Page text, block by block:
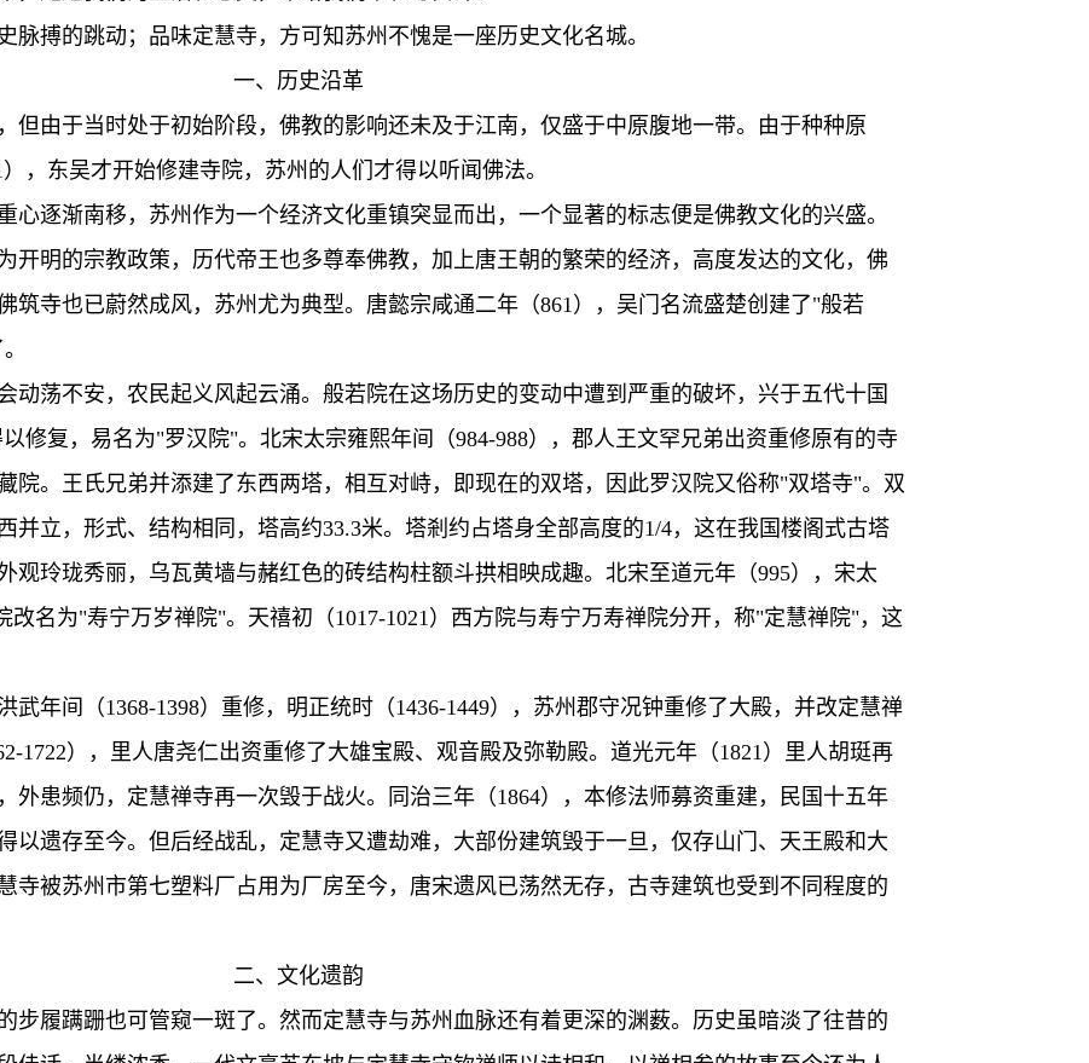
脉搏的跳动；品味定慧寺，方可知苏州不愧是一座历史文化名城。
一、历史沿革
由于当时处于初始阶段，佛教的影响还未及于江南，仅盛于中原腹地一带。由于种种原
，东吴才开始修建寺院，苏州的人们才得以听闻佛法。
心逐渐南移，苏州作为一个经济文化重镇突显而出，一个显著的标志便是佛教文化的兴盛。
开明的宗教政策，历代帝王也多尊奉佛教，加上唐王朝的繁荣的经济，高度发达的文化，佛
筑寺也已蔚然成风，苏州尤为典型。唐懿宗咸通二年（861），吴门名流盛楚创建了"般若
动荡不安，农民起义风起云涌。般若院在这场历史的变动中遭到严重的破坏，兴于五代十国
修复，易名为"罗汉院"。北宋太宗雍熙年间（984-988），郡人王文罕兄弟出资重修原有的寺
院。王氏兄弟并添建了东西两塔，相互对峙，即现在的双塔，因此罗汉院又俗称"双塔寺"。双
并立，形式、结构相同，塔高约33.3米。塔剎约占塔身全部高度的1/4，这在我国楼阁式古塔
观玲珑秀丽，乌瓦黄墙与赭红色的砖结构柱额斗拱相映成趣。北宋至道元年（995），宋太
名为"寿宁万岁禅院"。天禧初（1017-1021）西方院与寿宁万寿禅院分开，称"定慧禅院"，这
武年间（1368-1398）重修，明正统时（1436-1449），苏州郡守况钟重修了大殿，并改定慧禅
1722），里人唐尧仁出资重修了大雄宝殿、观音殿及弥勒殿。道光元年（1821）里人胡珽再
外患频仍，定慧禅寺再一次毁于战火。同治三年（1864），本修法师募资重建，民国十五年
以遗存至今。但后经战乱，定慧寺又遭劫难，大部份建筑毁于一旦，仅存山门、天王殿和大
寺被苏州市第七塑料厂占用为厂房至今，唐宋遗风已荡然无存，古寺建筑也受到不同程度的
二、文化遗韵
履蹒跚也可管窥一斑了。然而定慧寺与苏州血脉还有着更深的渊薮。历史虽暗淡了往昔的